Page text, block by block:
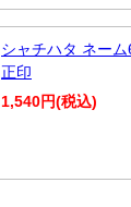
シャチハタ ネー
正印
1,540円(税込)